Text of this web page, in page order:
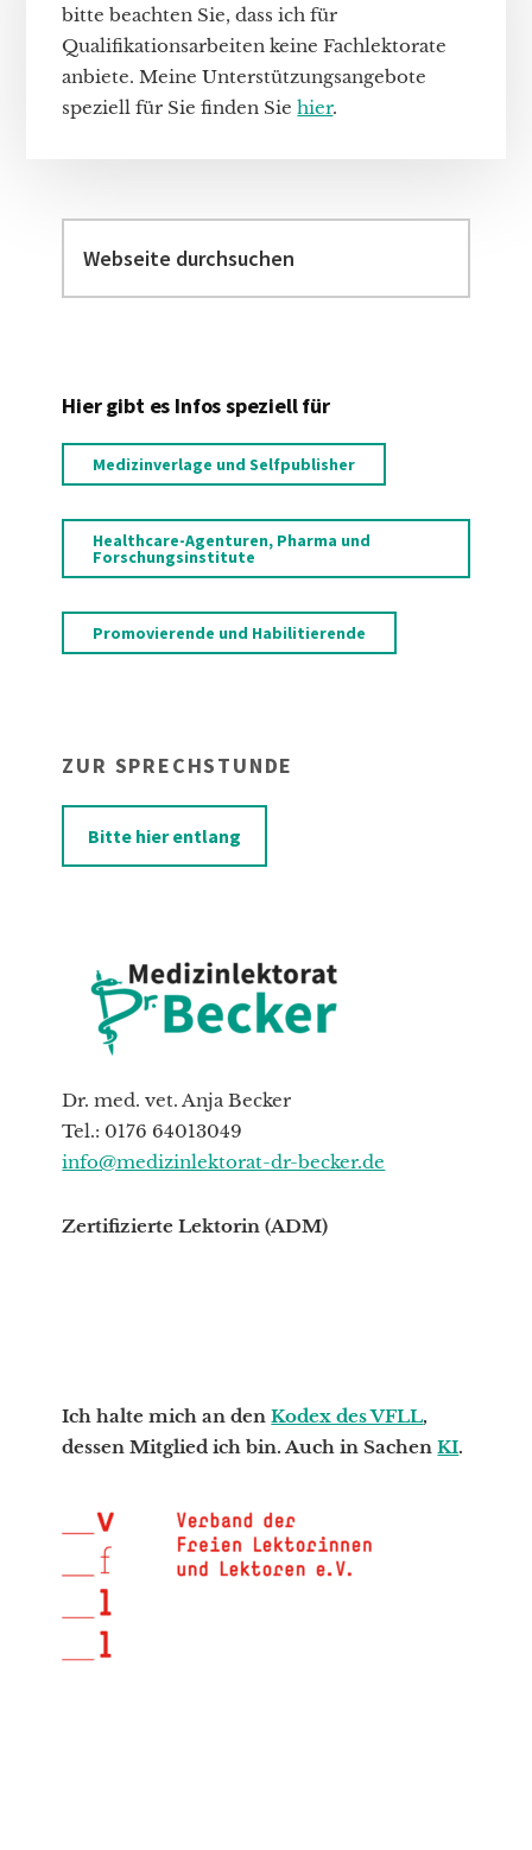
bitte beachten Sie, dass ich für
Qualifikationsarbeiten keine Fachlektorate
anbiete. Meine Unterstützungsangebote
speziell für Sie finden Siehier.
durchsuchen
Hier gibt es Infos speziell für
Medizinverlage und Selfpublisher
Healthcare-Agenturen, Pharma und
Forschungsinstitute
Promovierende und Habilitierende
ZUR SPRECHSTUNDE
Bitte hier entlang
Dr. med. vet. Anja Becker
Tel.: 0176 64013049
info@medizinlektorat-dr-becker.de
Zertifizierte Lektorin (ADM)
Ich halte mich an denKodex des VFLL,
dessen Mitglied ich bin. Auch in SachenKI.